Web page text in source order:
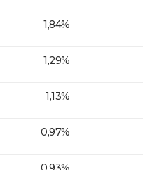
1,84%
1,29%
1,13%
0,97%